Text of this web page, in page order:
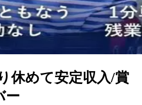
休めて安定収入/賞
ー